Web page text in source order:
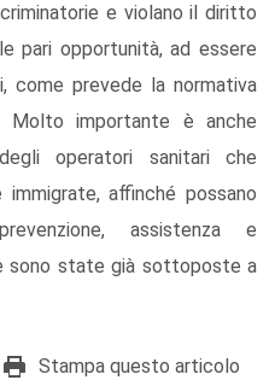
e violano il diritto
pari opportunità, ad essere
come prevede la normativa
Molto importante è anche
operatori sanitari che
affinché possano
assistenza e
sono state già sottoposte a
Stampa questo articolo